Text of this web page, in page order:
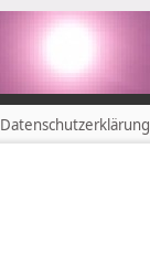
Datenschutzerklärung